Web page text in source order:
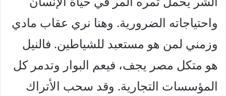
واحتياجاته الضرورية. وهنا نري عقاب مادي
وزمني لمن هو مستعبد للشياطين. فالنيل
هو متكل مصر يجف، فيعم البوار وتدمر كل
المؤسسات التجارية. وقد سحب الأتراك